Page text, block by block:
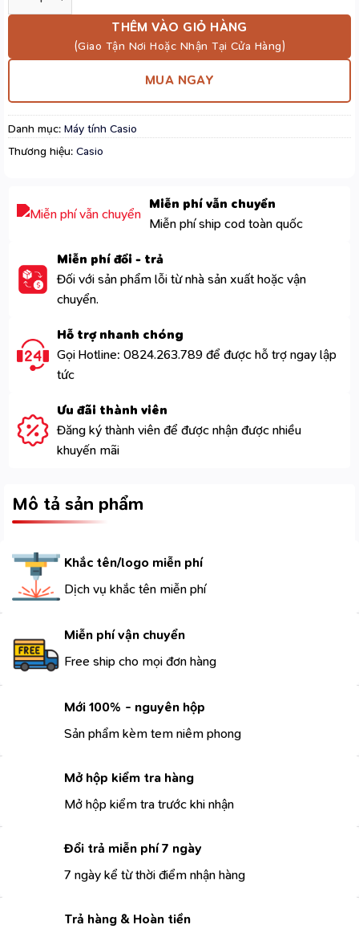
THÊM VÀO GIỎ HÀNG
MUA NGAY
Danh mục: Máy tính Casio
Thương hiệu: Casio
Miễn phí vẫn chuyển
Miễn phí ship cod toàn quốc
Miễn phí đổi - trả
Đối với sản phẩm lỗi từ nhà sản xuất hoặc vận
chuyển.
Hỗ trợ nhanh chóng
Gọi Hotline: 0824.263.789 để được hỗ trợ ngay lập
tức
Ưu đãi thành viên
Đăng ký thành viên để được nhận được nhiều
khuyến mãi
Mô tả sản phẩm
Khắc tên/logo miễn phí
Dịch vụ khắc tên miễn phí
Miễn phí vận chuyển
Free ship cho mọi đơn hàng
Mới 100% - nguyên hộp
Sản phẩm kèm tem niêm phong
Mở hộp kiểm tra hàng
Mở hộp kiểm tra trước khi nhận
Đổi trả miễn phí 7 ngày
7 ngày kể từ thời điểm nhận hàng
Trả hàng & Hoàn tiền